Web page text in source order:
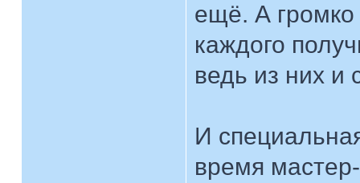
ещё. А громко
каждого
ведь из них и
И
время